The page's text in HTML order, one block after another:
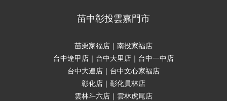
苗中彰投雲嘉門市
苗栗家福店｜南投家福店
台中逢甲店｜台中大里店｜台中一中店
台中大連店｜台中文心家福店
彰化店｜彰化員林店
雲林斗六店｜雲林虎尾店